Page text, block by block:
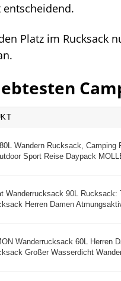
Platz im Rucksack
Wandern Rucksack,
Sport Reise Daypack
Wanderrucksack 90L
Herren Damen
Wanderrucksack 60L Herren
Großer Wasserdicht